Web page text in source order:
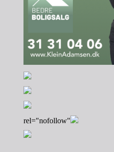
rel="nofollow"